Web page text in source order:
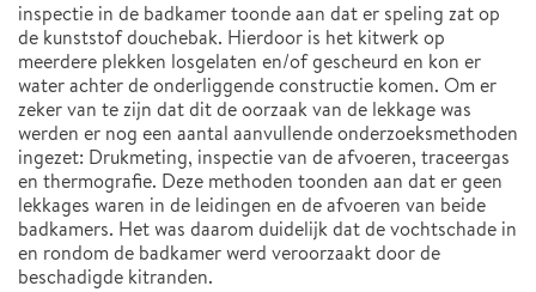
inspectie in de badkamer toonde aan dat er speling zat op
de kunststof douchebak. Hierdoor is het kitwerk op
meerdere plekken losgelaten en/of gescheurd en kon er
water achter de onderliggende constructie komen. Om er
zeker van te zijn dat dit de oorzaak van de lekkage was
werden er nog een aantal aanvullende onderzoeksmethoden
ingezet: Drukmeting, inspectie van de afvoeren, traceergas
en thermografie. Deze methoden toonden aan dat er geen
lekkages waren in de leidingen en de afvoeren van beide
badkamers. Het was daarom duidelijk dat de vochtschade in
en rondom de badkamer werd veroorzaakt door de
beschadigde kitranden.